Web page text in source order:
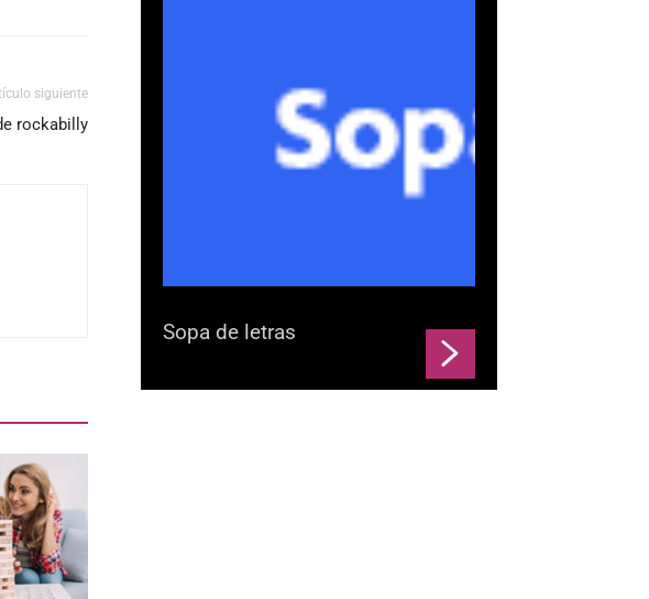
siguiente
rockabilly
Sopa de letras